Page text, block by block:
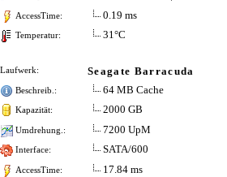
AccessTime: 0.19 ms
Temperatur: 31°C
Laufwerk: Seagate Barracuda
Beschreib.: 64 MB Cache
Kapazität: 2000 GB
Umdrehung.: 7200 UpM
Interface: SATA/600
AccessTime: 17.84 ms